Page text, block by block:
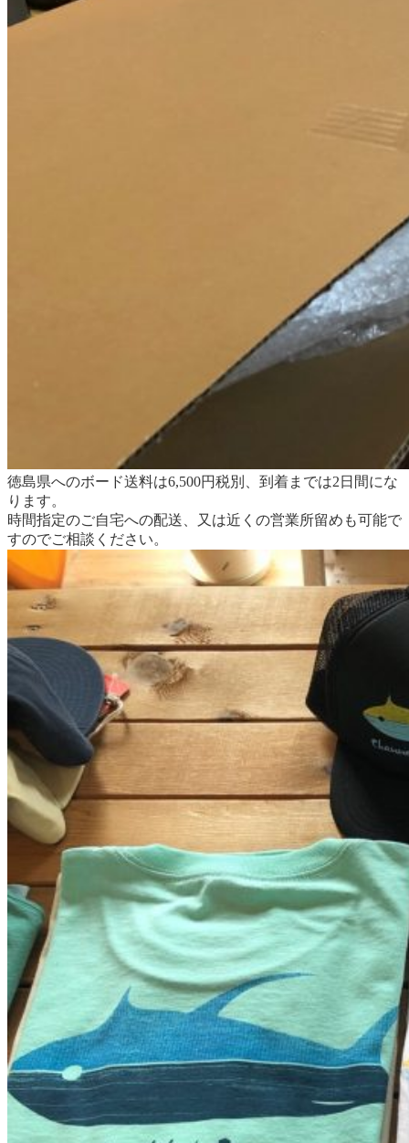
徳島県へのボード送料は6,500円税別、到着までは2日間にな
ります。
時間指定のご自宅への配送、又は近くの営業所留めも可能で
すのでご相談ください。